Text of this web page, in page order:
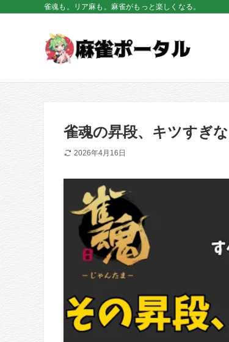
雀魂も。リア麻も。麻雀がもっと楽しくなる。
雀魂の昇段、キツすぎ
2026年4月16日